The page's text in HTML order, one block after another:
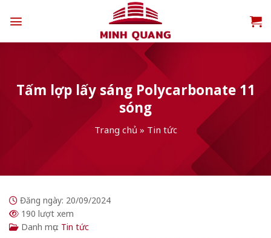
đến
Tấm lợp lấy sáng Polycarbonate 11
sóng
Trang chủ » Tin tức
Đăng ngày: 20/09/2024
190 lượt xem
Danh mục: Tin tức